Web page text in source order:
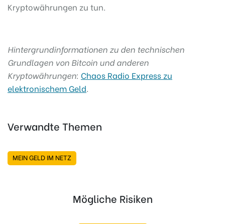
Kryptowährungen zu tun.
Hintergrundinformationen zu den technischen
Grundlagen von Bitcoin und anderen
Kryptowährungen: Chaos Radio Express zu
elektronischem Geld.
Verwandte Themen
MEIN GELD IM NETZ
Mögliche Risiken